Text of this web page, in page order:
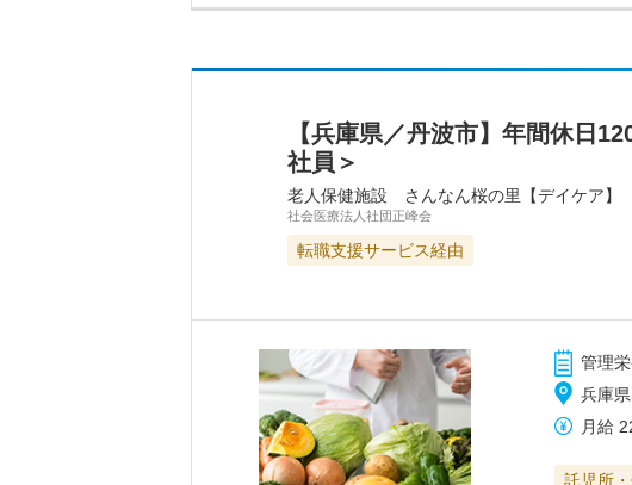
【兵庫県／丹波市】年間休日
社員＞
老人保健施設 さんなん桜の里【デイケア】
社会医療法人社団正峰会
転職支援サービス経由
管理
兵庫
月給
託児所